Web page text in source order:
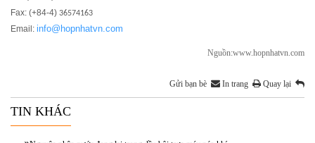
Fax: (+84-4) 36574163
Email: info@hopnhatvn.com
Nguồn:www.hopnhatvn.com
Gửi bạn bè In trang Quay lại
TIN KHÁC